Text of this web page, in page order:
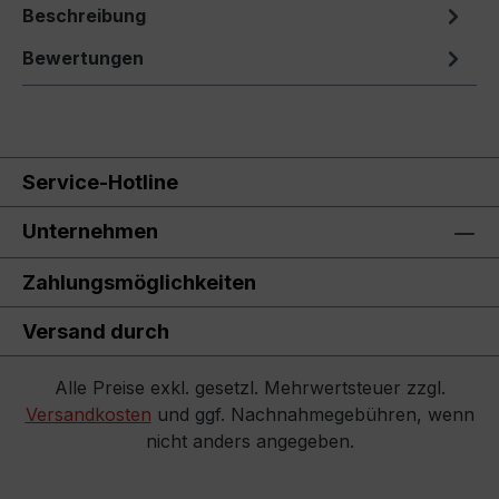
Beschreibung
Bewertungen
Service-Hotline
Unternehmen
Zahlungsmöglichkeiten
Versand durch
Alle Preise exkl. gesetzl. Mehrwertsteuer zzgl.
Versandkosten und ggf. Nachnahmegebühren, wenn
nicht anders angegeben.